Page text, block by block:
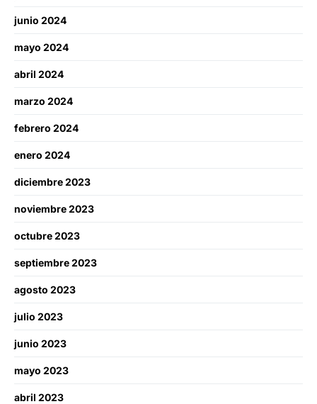
junio 2024
mayo 2024
abril 2024
marzo 2024
febrero 2024
enero 2024
diciembre 2023
noviembre 2023
octubre 2023
septiembre 2023
agosto 2023
julio 2023
junio 2023
mayo 2023
abril 2023